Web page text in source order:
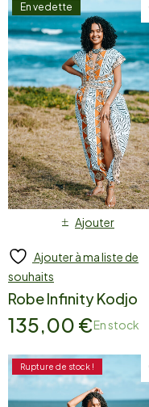
En vedette
Ajouter
Ajouter à ma liste de
souhaits
Robe Infinity Kodjo
135,00 €En stock
Rupture de stock !